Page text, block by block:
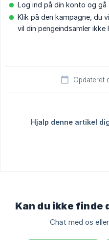
Log ind på din konto og gå
Klik på den kampagne, du
vil din pengeindsamler
Opdateret
Hjalp denne artikel
Kan du ikke finde
Chat med os